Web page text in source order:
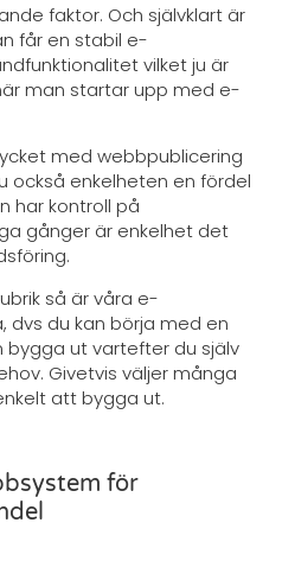
faktor. Och självklart är
får en stabil e-
vilket ju är
man startar upp med e-
med webbpublicering
också enkelheten en fördel
har kontroll på
gånger är enkelhet det
så är våra e-
dvs du kan börja med en
bygga ut vartefter du själv
Givetvis väljer många
att bygga ut.
för